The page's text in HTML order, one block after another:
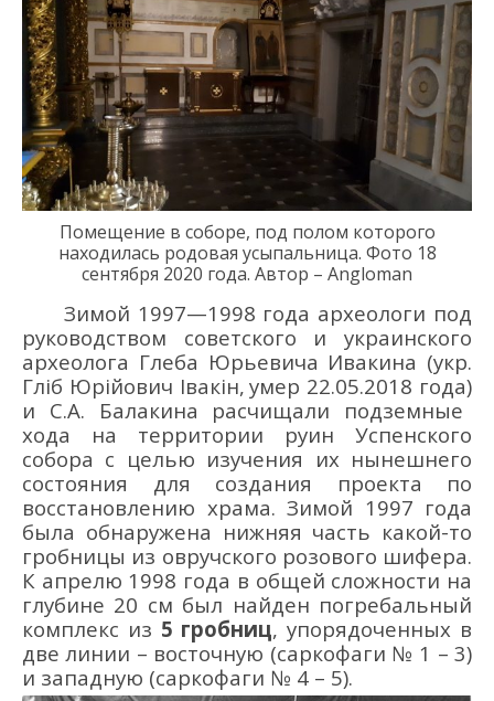
Помещение в соборе, под полом которого
находилась родовая усыпальница. Фото 18
сентября 2020 года. Автор – Angloman
Зимой 1997—1998 года археологи под
руководством советского и украинского
археолога Глеба Юрьевича Ивакина (укр.
Гліб Юрійович Івакін, умер 22.05.2018 года)
и С.А. Балакина расчищали подземные
хода на территории руин Успенского
собора с целью изучения их нынешнего
состояния для создания проекта по
восстановлению храма. Зимой 1997 года
была обнаружена нижняя часть какой-то
гробницы из овручского розового шифера.
К апрелю 1998 года в общей сложности на
глубине 20 см был найден погребальный
комплекс из 5 гробниц,упорядоченных в
две линии – восточную (саркофаги № 1 –3)
и западную (саркофаги № 4 – 5).